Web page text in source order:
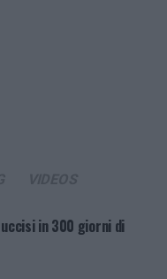
uccisi in 300 giorni di